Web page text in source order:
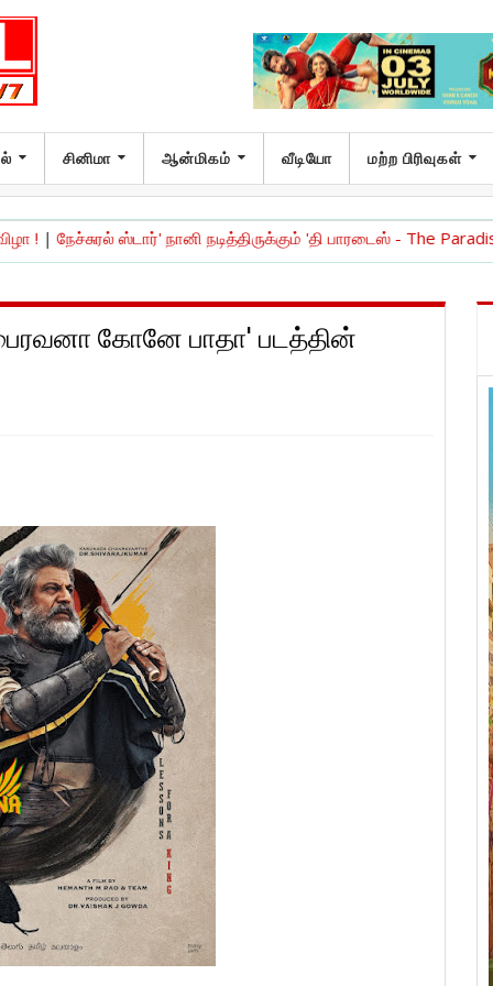
சினிமா ஆன்மிகம் வீடியோ மற்ற பிரிவுகள்
ஸ்டார்' நானி நடித்திருக்கும் 'தி பாரடைஸ் - The Paradise ' படத்தின்
'பைரவனா கோனே பாதா' படத்தின்